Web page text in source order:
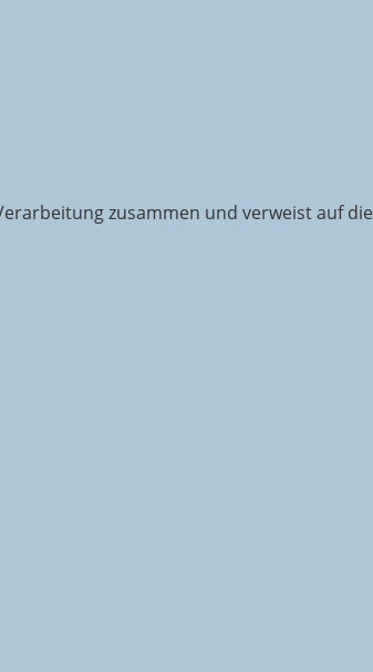
zusammen und verweist auf die